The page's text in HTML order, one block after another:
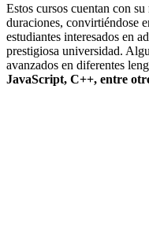
Estos cursos cuentan con
duraciones, convirtiéndose
estudiantes interesados en
prestigiosa universidad.
avanzados en diferentes
JavaScript, C++, entre